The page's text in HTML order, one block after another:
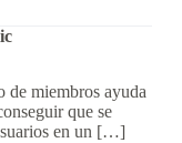
miembros ayuda
que se
en un […]